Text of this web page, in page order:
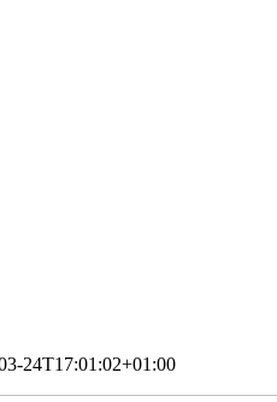
24T17:01:02+01:00